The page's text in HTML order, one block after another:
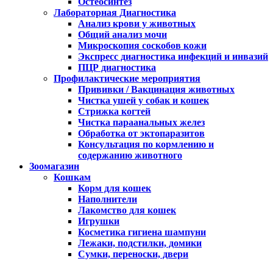
Лабораторная Диагностика
Анализ крови у животных
Общий анализ мочи
Микроскопия соскобов кожи
Экспресс диагностика инфекций и инвазий
ПЦР диагностика
Профилактические мероприятия
Прививки / Вакцинация животных
Чистка ушей у собак и кошек
Стрижка когтей
Чистка параанальных желез
Обработка от эктопаразитов
Консультация по кормлению и
содержанию животного
Зоомагазин
Кошкам
Корм для кошек
Наполнители
Лакомство для кошек
Игрушки
Косметика гигиена шампуни
Лежаки, подстилки, домики
Сумки, переноски, двери